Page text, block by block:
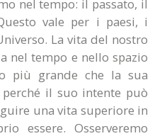
nel tempo: il passato, il
vale per i paesi, i
La vita del nostro
nel tempo e nello spazio
più grande che la sua
perché il suo intente può
una vita superiore in
essere. Osserveremo